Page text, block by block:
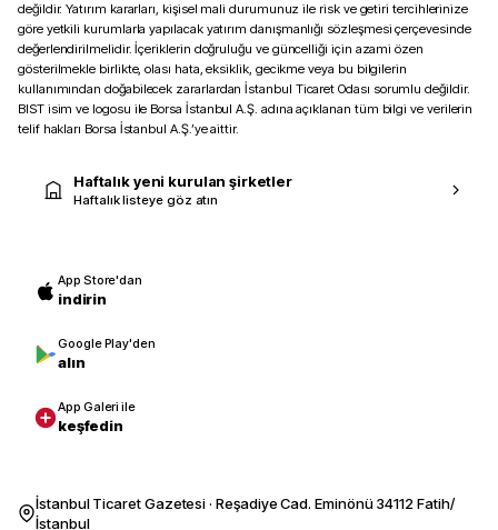
değildir. Yatırım kararları, kişisel mali durumunuz ile risk ve getiri tercihlerinize
göre yetkili kurumlarla yapılacak yatırım danışmanlığı sözleşmesi çerçevesinde
değerlendirilmelidir. İçeriklerin doğruluğu ve güncelliği için azami özen
gösterilmekle birlikte, olası hata, eksiklik, gecikme veya bu bilgilerin
kullanımından doğabilecek zararlardan İstanbul Ticaret Odası sorumlu değildir.
BIST isim ve logosu ile Borsa İstanbul A.Ş. adına açıklanan tüm bilgi ve verilerin
telif hakları Borsa İstanbul A.Ş.’ye aittir.
Haftalık yeni kurulan şirketler
Haftalık listeye göz atın
App Store'dan
indirin
Google Play'den
alın
App Galeri ile
keşfedin
İstanbul Ticaret Gazetesi · Reşadiye Cad. Eminönü 34112 Fatih/
İstanbul